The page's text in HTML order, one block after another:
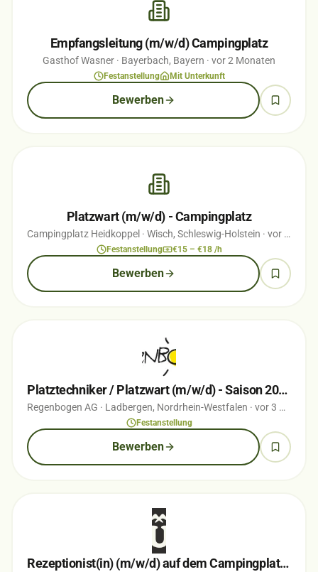
Empfangsleitung (m/w/d) Campingplatz
Gasthof Wasner · Bayerbach, Bayern · vor 2 Monaten
Festanstellung Mit Unterkunft
Bewerben
Platzwart (m/w/d) - Campingplatz
Campingplatz Heidkoppel · Wisch, Schleswig-Holstein · vor 1 Monaten
Festanstellung €15 – €18 /h
Bewerben
Platztechniker / Platzwart (m/w/d) - Saison 2026
Regenbogen AG · Ladbergen, Nordrhein-Westfalen · vor 3 Monaten
Festanstellung
Bewerben
Rezeptionist(in) (m/w/d) auf dem Campingplatz Titisee